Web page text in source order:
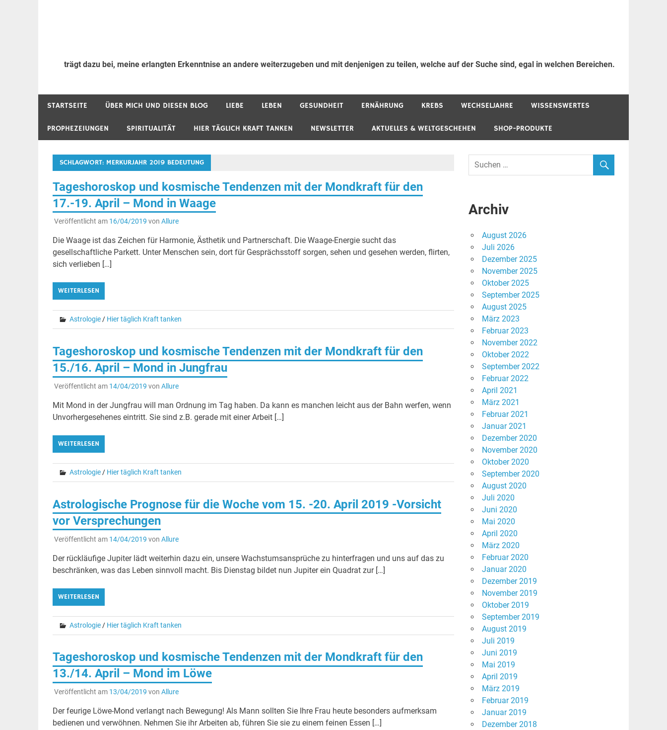
trägt dazu bei, meine erlangten Erkenntnise an andere weiterzugeben und mit denjenigen zu teilen, welche auf der Suche sind, egal in welchen Bereichen.
STARTSEITE ÜBER MICH UND DIESEN BLOG LIEBE LEBEN GESUNDHEIT ERNÄHRUNG KREBS WECHSELJAHRE WISSENSWERTES
PROPHEZEIUNGEN SPIRITUALITÄT HIER TÄGLICH KRAFT TANKEN NEWSLETTER AKTUELLES & WELTGESCHEHEN SHOP-PRODUKTE
SCHLAGWORT: MERKURJAHR 2019 BEDEUTUNG
Tageshoroskop und kosmische Tendenzen mit der Mondkraft für den
17.-19. April – Mond in Waage
Veröffentlicht am 16/04/2019 von Allure
Die Waage ist das Zeichen für Harmonie, Ästhetik und Partnerschaft. Die Waage-Energie sucht das
gesellschaftliche Parkett. Unter Menschen sein, dort für Gesprächsstoff sorgen, sehen und gesehen werden, flirten,
sich verlieben […]
WEITERLESEN
Astrologie/ Hier täglich Kraft tanken
Tageshoroskop und kosmische Tendenzen mit der Mondkraft für den
15./16. April – Mond in Jungfrau
Veröffentlicht am 14/04/2019 von Allure
Mit Mond in der Jungfrau will man Ordnung im Tag haben. Da kann es manchen leicht aus der Bahn werfen, wenn
Unvorhergesehenes eintritt. Sie sind z.B. gerade mit einer Arbeit […]
WEITERLESEN
Astrologie/ Hier täglich Kraft tanken
Astrologische Prognose für die Woche vom 15. -20. April 2019 -Vorsicht
vor Versprechungen
Veröffentlicht am 14/04/2019 von Allure
Der rückläufige Jupiter lädt weiterhin dazu ein, unsere Wachstumsansprüche zu hinterfragen und uns auf das zu
beschränken, was das Leben sinnvoll macht. Bis Dienstag bildet nun Jupiter ein Quadrat zur […]
WEITERLESEN
Astrologie/ Hier täglich Kraft tanken
Tageshoroskop und kosmische Tendenzen mit der Mondkraft für den
13./14. April – Mond im Löwe
Veröffentlicht am 13/04/2019 von Allure
Der feurige Löwe-Mond verlangt nach Bewegung! Als Mann sollten Sie Ihre Frau heute besonders aufmerksam
bedienen und verwöhnen. Nehmen Sie ihr Arbeiten ab, führen Sie sie zu einem feinen Essen […]
Archiv
August 2026
Juli 2026
Dezember 2025
November 2025
Oktober 2025
September 2025
August 2025
März 2023
Februar 2023
November 2022
Oktober 2022
September 2022
Februar 2022
April 2021
März 2021
Februar 2021
Januar 2021
Dezember 2020
November 2020
Oktober 2020
September 2020
August 2020
Juli 2020
Juni 2020
Mai 2020
April 2020
März 2020
Februar 2020
Januar 2020
Dezember 2019
November 2019
Oktober 2019
September 2019
August 2019
Juli 2019
Juni 2019
Mai 2019
April 2019
März 2019
Februar 2019
Januar 2019
Dezember 2018